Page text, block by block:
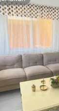
от 5, 66 отзива